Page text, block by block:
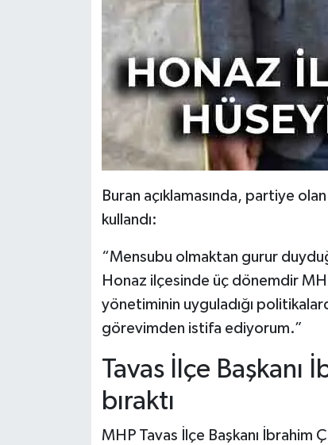
Buran açıklamasında, partiye
kullandı:
“Mensubu olmaktan gurur
Honaz ilçesinde üç dönemdir
yönetiminin uyguladığı
görevimden istifa ediyorum.”
Tavas İlçe Başkanı
bıraktı
MHP Tavas İlçe Başkanı İbrahim